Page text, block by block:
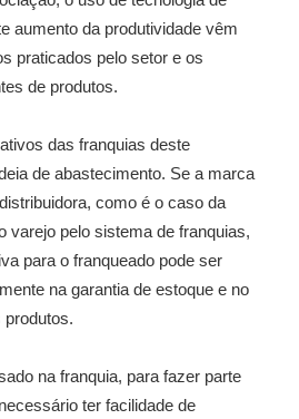
aumento da produtividade vêm
praticados pelo setor e os
de produtos.
das franquias deste
de abastecimento. Se a marca
como é o caso da
varejo pelo sistema de franquias,
para o franqueado pode ser
na garantia de estoque e no
produtos.
na franquia, para fazer parte
ter facilidade de